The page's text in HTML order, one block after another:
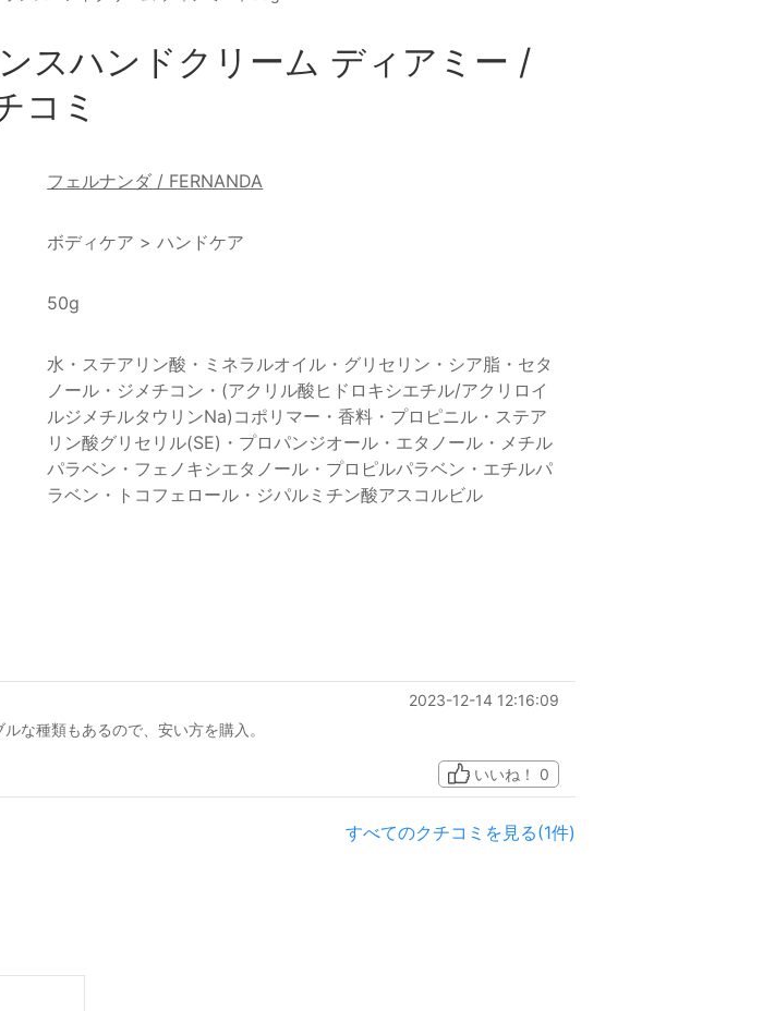
スハンドクリーム ディアミー /
コミ
フェルナンダ / FERNANDA
ボディケア >ハンドケア
50g
水・ステアリン酸・ミネラルオイル・グリセリン・シア脂・セタ
ノール・ジメチコン・(アクリル酸ヒドロキシエチル/アクリロイ
ルジメチルタウリンNa)コポリマー・香料・プロピニル・ステア
リン酸グリセリル(SE)・プロパンジオール・エタノール・メチル
パラベン・フェノキシエタノール・プロピルパラベン・エチルパ
ラベン・トコフェロール・ジパルミチン酸アスコルビル
2023-12-14 12:16:09
な種類もあるので、安い方を購入。
いいね！ 0
すべてのクチコミを見る(1件)